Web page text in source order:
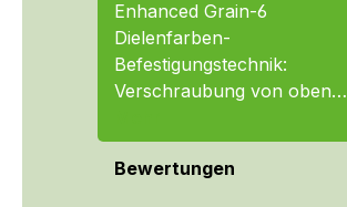
Enhanced Grain-6
Dielenfarben-
Befestigungstechnik:
Verschraubung von oben…
Bewertungen